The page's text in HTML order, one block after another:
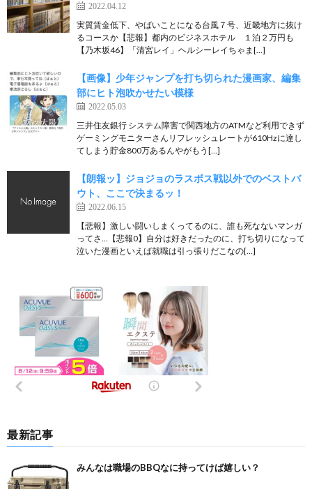
2022.04.12
実質賃金低下、やばいことになる台風７号、近畿地方に抜け
るコースか【悲報】都内のビジネスホテル １泊２万円も
【乃木坂46】「清宮レイ」ヘルシーレイちゃま[…]
【画像】少年ジャンプを打ち切られた漫画家、編集
部にヒト泡吹かせたい模様
2022.05.03
三井住友銀行 システム障害で関西地方のATMなど利用できず
ゲーミングモニターさんリフレッシュレートが610Hzに達し
てしまう貯金800万あるんやがもう[…]
【朗報ッ】ジョジョのラスボス戦以外でのベストバ
ウト、ここで決まるッ！
2022.06.15
【悲報】激しい闘いしまくってるのに、誰も死なないマンガ
ってさ…【悲報0】自分は好きだったのに、打ち切りになって
泣いた漫画といえば就職は引っ張りだこなの[…]
最新記事
みんなは職場のBBQなに持ってけば嬉しい？